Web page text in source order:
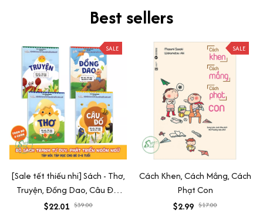
Best sellers
SALE
[Sale tết thiếu nhi] Sách - Thơ,
Truyện, Đồng Dao, Câu Đố,
Tập Nói Tập Đọc Cho Bé 0-6
$22.01 $39.00
SALE
Cách Khen, Cách Mắng, Cách
Phạt Con
$2.99 $17.00